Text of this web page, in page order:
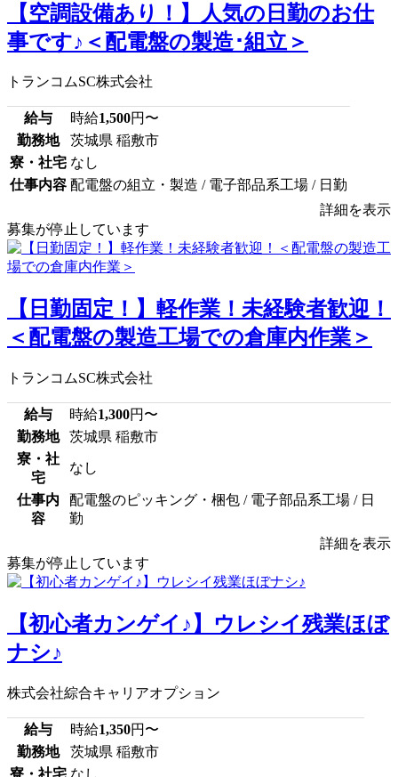
【空調設備あり！】人気の日勤のお仕
事です♪＜配電盤の製造･組立＞
トランコムSC株式会社
給与 時給1,500円〜
勤務地
茨城県 稲敷市
寮・社宅 なし
仕事内容 配電盤の組立・製造 / 電子部品系工場 / 日勤
詳細を表示
募集が停止しています
【日勤固定！】軽作業！未経験者歓迎！
＜配電盤の製造工場での倉庫内作業＞
トランコムSC株式会社
給与 時給1,300円〜
勤務地
茨城県 稲敷市
寮・社
宅
なし
仕事内
容
配電盤のピッキング・梱包 / 電子部品系工場 / 日
勤
詳細を表示
募集が停止しています
【初心者カンゲイ♪】ウレシイ残業ほぼ
ナシ♪
株式会社綜合キャリアオプション
給与 時給1,350円〜
勤務地
茨城県 稲敷市
寮・社宅 なし